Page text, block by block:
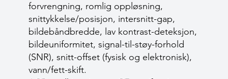
forvrengning, romlig oppløsning,
snittykkelse/posisjon, intersnitt-gap,
bilde­båndbredde, lav kontrast-deteksjon,
bilde­uniformitet, signal-til-støy-forhold
(SNR), snitt-offset (fysisk og elektronisk),
vann/fett-skift.